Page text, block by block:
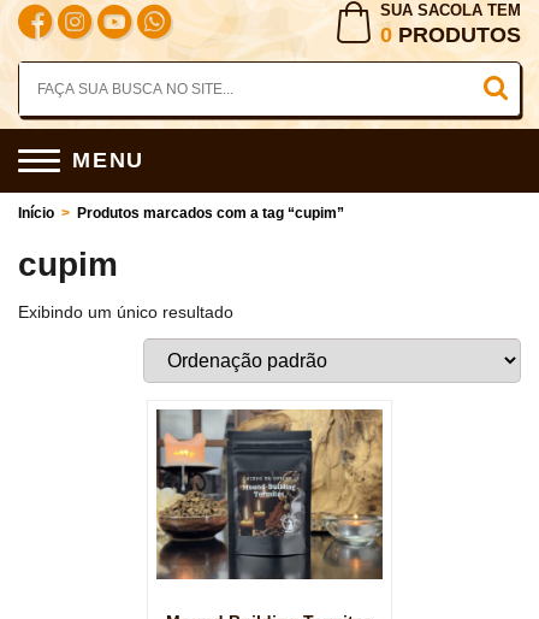
SUA SACOLA TEM
0 PRODUTOS
MENU
Início > Produtos marcados com a tag “cupim”
cupim
Exibindo um único resultado